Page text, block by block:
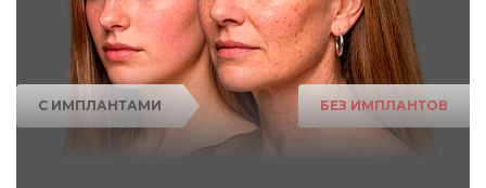
С ИМПЛАНТАМИ БЕЗ ИМПЛАНТОВ